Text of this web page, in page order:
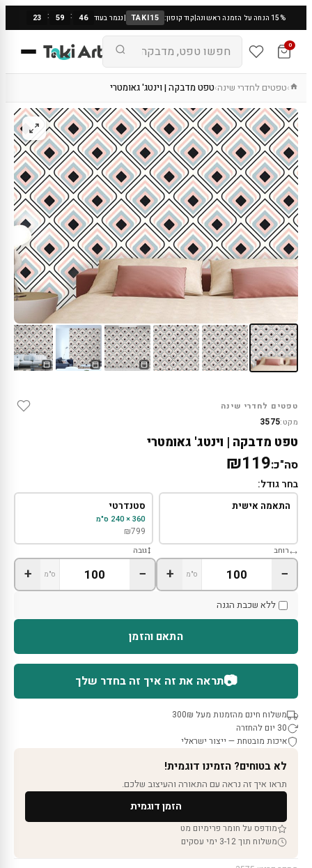
15% הנחה על הזמנה ראשונה |קוד קופון: TAKI15
|נגמר בעוד 23 : 59 : 45
0
›טפטים לחדרי שינה›טפט מדבקה | וינטג' גאומטרי
טפטים לחדרי שינה
מקט:3575
טפט מדבקה | וינטג' גאומטרי
סה"כ:₪119
בחר גודל:
התאמה אישית סטנדרטי
360 × 240 ס"מ
₪799
רוחב
− ס"מ +
גובה
− ס"מ +
ללא שכבת הגנה
התאם והזמן
📷תראה את זה איך זה בחדר שלך
משלוח חינם מהזמנות מעל 300₪
30 יום להחזרה
איכות מובטחת — ייצור ישראלי
לא בטוחים? הזמינו דוגמית!
תראו איך זה נראה עם התאורה והעיצוב שלכם.
הזמן דוגמית
מודפס על חומר פרימיום מט
משלוח תוך 3-12 ימי עסקים